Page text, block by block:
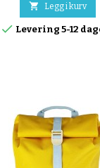
 Legg i kurv
 Levering 5-12